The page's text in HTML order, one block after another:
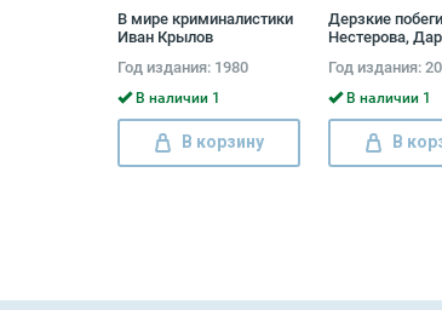
В мире криминалистики
Иван Крылов
Год издания: 1980
В наличии 1
В корзину
Дерзкие
Нестерова,
Год издания:
В наличии 1
В